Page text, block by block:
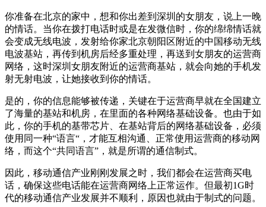
你准备在北京的家中，想和你出差到深圳的女朋友，说上一晚
的情话。当你在拨打电话时或是在发微信时，你的绵绵情话就
会变成无线电波，发射给你家北京朝阳区附近的中国移动无线
电波基站，再传到机房后经多重处理，再送到女朋友的运营商
网络，这时深圳女朋友附近的运营商基站，就会向她的手机发
射无射电波，让她接收到你的情话。
是的，你的信息能够被传递，关键在于运营商早就在全国建立
了海量的基站和机房，在里面的各种网络基础设备。也由于如
此，你的手机的基带芯片、在基站背后的网络基础设备，必须
使用同一种“语言“，才能互相沟通、正常使用运营商的移动网
络，而这个“共同语言”，就是所谓的通信制式。
因此，移动通信产业刚刚发展之时，我们都会在运营商买电
话，确保这些电话能在运营商网络上正常运作。但最初1G时
代的移动通信产业发展并不顺利，原因也就由于制式的问题。